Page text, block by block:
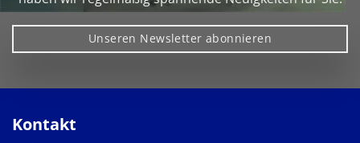
Unseren Newsletter abonnieren
Kontakt